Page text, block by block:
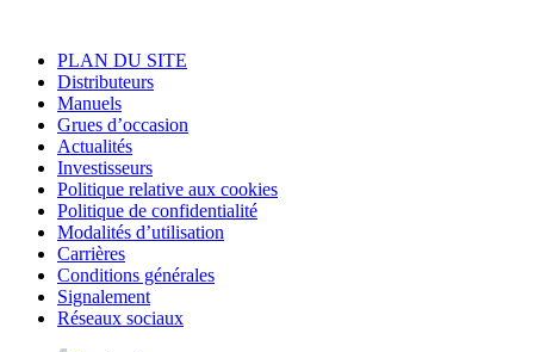
PLAN DU SITE
Distributeurs
Manuels
Grues d’occasion
Actualités
Investisseurs
Politique relative aux cookies
Politique de confidentialité
Modalités d’utilisation
Carrières
Conditions générales
Signalement
Réseaux sociaux